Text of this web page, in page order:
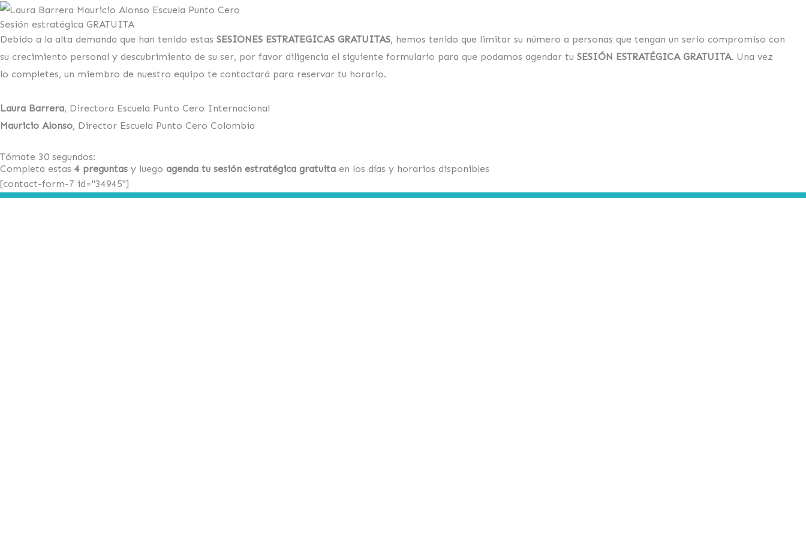
Sesión estratégica GRATUITA
Debido a la alta demanda que han tenido estas SESIONES ESTRATEGICAS GRATUITAS, hemos tenido que limitar su número a personas que tengan un serio compromiso con
su crecimiento personal y descubrimiento de su ser, por favor diligencia el siguiente formulario para que podamos agendar tu SESIÓN ESTRATÉGICA GRATUITA. Una vez
lo completes, un miembro de nuestro equipo te contactará para reservar tu horario.
Laura Barrera, Directora Escuela Punto Cero Internacional
Mauricio Alonso, Director Escuela Punto Cero Colombia
Tómate 30 segundos:
Completa estas 4 preguntas y luego agenda tu sesión estratégica gratuita en los días y horarios disponibles
[contact-form-7 id="34945"]